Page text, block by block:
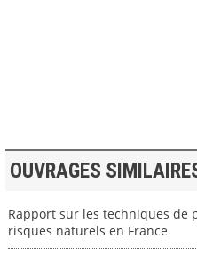
OUVRAGES
Rapport sur les techniques de
risques naturels en France